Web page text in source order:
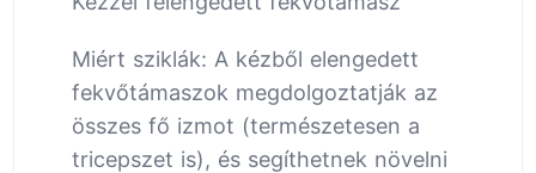
Miért sziklák: A kézből elengedett
fekvőtámaszok megdolgoztatják az
összes fő izmot (természetesen a
tricepszet is), és segíthetnek növelni